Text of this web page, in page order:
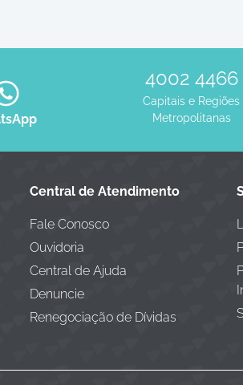
4002 4466
Capitais e Regiões
Metropolitanas
Central de Atendimento
Fale Conosco
Ouvidoria
Central de Ajuda
Denuncie
Renegociação de Dívidas